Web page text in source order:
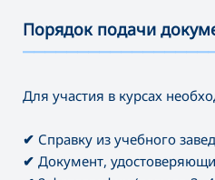
Порядок подачи
Для участия в курсах
✔ Справку из учебного
✔ Документ,